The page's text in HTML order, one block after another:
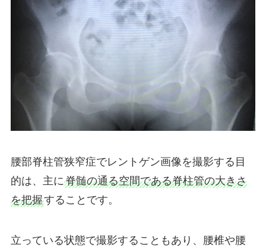
腰部脊柱管狭窄症でレントゲン画像を撮影する目
的は、主に脊髄の通る空間である脊柱管の大きさ
を把握することです。
立っている状態で撮影することもあり、腰椎や腰